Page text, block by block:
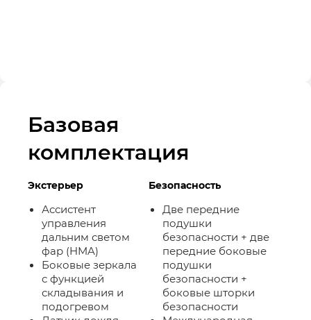
Базовая
комплектация
Экстерьер
Ассистент
управления
дальним светом
фар (HMA)
Боковые зеркала
с функцией
складывания и
подогревом
Безопасность
Две передние
подушки
безопасности + две
передние боковые
подушки
безопасности +
боковые шторки
безопасности